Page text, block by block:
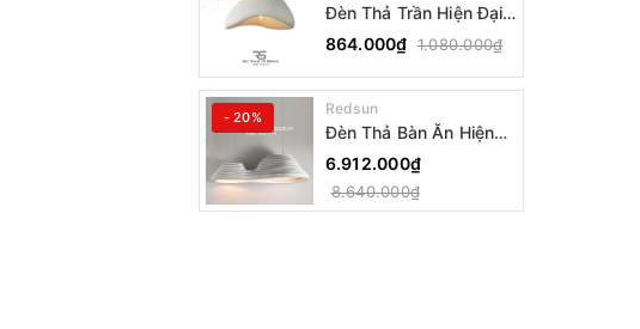
Đèn Thả Trần Hiện Đại
Phong Cách Nhật Bản
Wabi-sabi CDT-T036
Dáng A
864.000₫ 1.080.000₫
- 20% Redsun
Đèn Thả Bàn Ăn Hiện
Đại Bậc Thang Đôi
Phong Cách Nhật Bản
Wabi-sabi DC-T078A
6.912.000₫
8.640.000₫